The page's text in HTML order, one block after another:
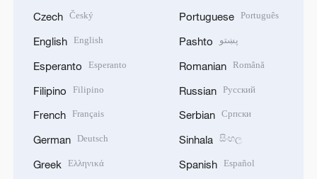
Czech Český
English English
Esperanto Esperanto
Filipino Filipino
French Français
German Deutsch
Greek Ελληνικά
Portuguese Português
Pashto پښتو
Romanian Română
Russian Русский
Serbian Српски
Sinhala සිංහල
Spanish Español